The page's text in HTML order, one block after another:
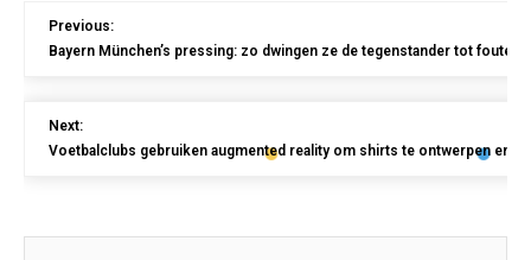
Previous:
Bayern München’s pressing: zo dwingen ze de tegenstander tot fouten
Next:
Voetbalclubs gebruiken augmented reality om shirts te ontwerpen en